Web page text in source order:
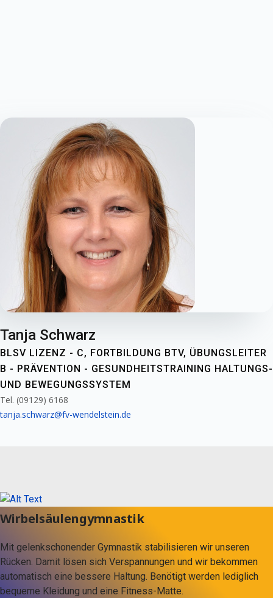
Tanja Schwarz
BLSV LIZENZ - C, FORTBILDUNG BTV, ÜBUNGSLEITER
B - PRÄVENTION - GESUNDHEITSTRAINING HALTUNGS-
UND BEWEGUNGSSYSTEM
Tel. (09129) 6168
tanja.schwarz@fv-wendelstein.de
Wirbelsäulengymnastik
Mit gelenkschonender Gymnastik stabilisieren wir unseren
Rücken. Damit lösen sich Verspannungen und wir bekommen
automatisch eine bessere Haltung. Benötigt werden lediglich
bequeme Kleidung und eine Fitness-Matte.